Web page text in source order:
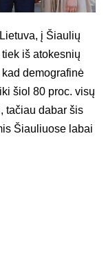
į Šiaulių
iš atokesnių
demografinė
šiol 80 proc. visų
tačiau dabar šis
Šiauliuose labai